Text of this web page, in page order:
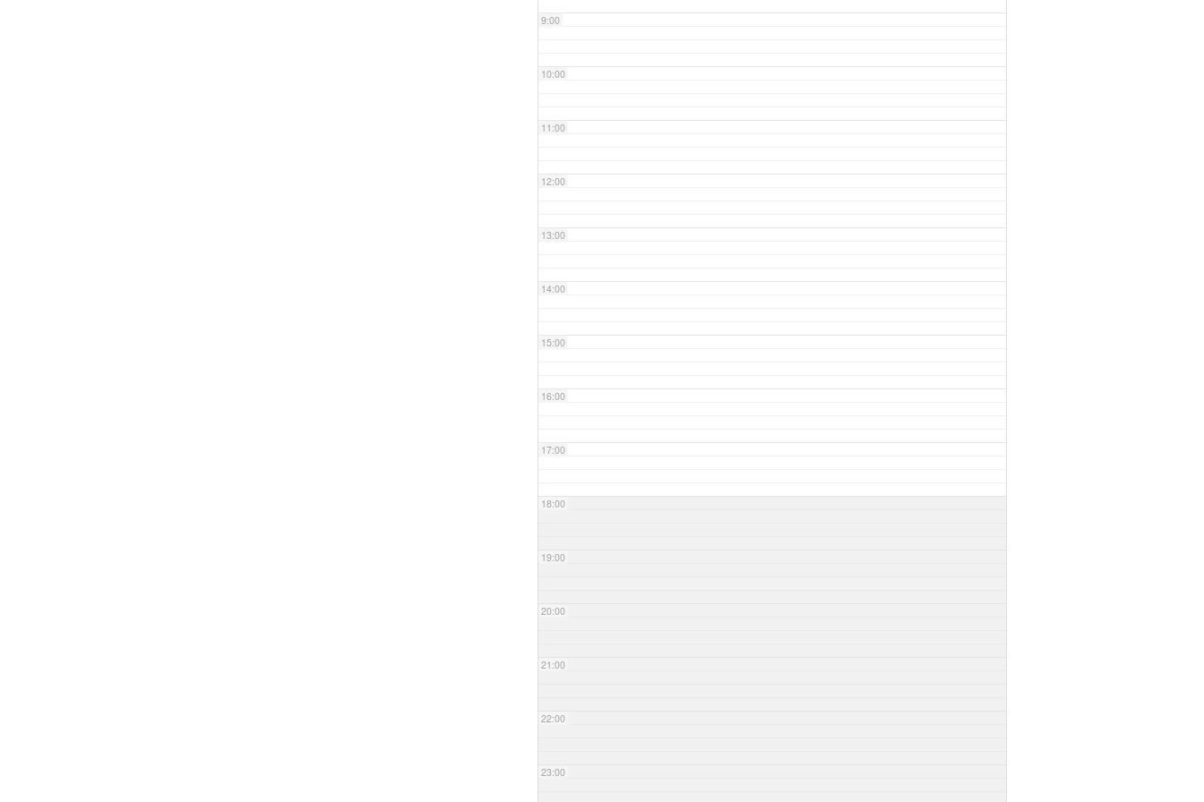
9:00
10:00
11:00
12:00
13:00
14:00
15:00
16:00
17:00
18:00
19:00
20:00
21:00
22:00
23:00